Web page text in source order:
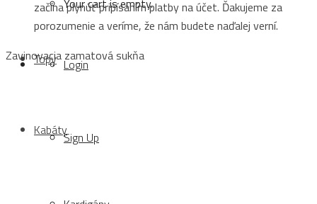
Topy
Kabáty
Your cart is empty.
Login
Sign Up
začína plynúť pripísaním platby na účet. Ďakujeme za
porozumenie a veríme, že nám budete naďalej verní.
Zavinovacia zamatová sukňa